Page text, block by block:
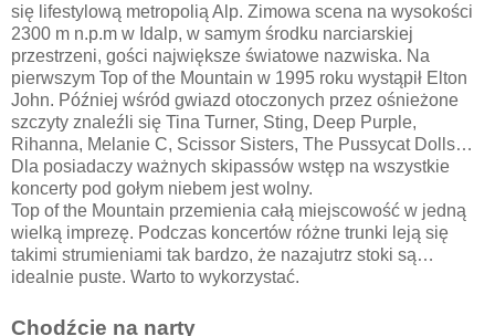
się lifestylową metropolią Alp. Zimowa scena na wysokości
2300 m n.p.m w Idalp, w samym środku narciarskiej
przestrzeni, gości największe światowe nazwiska. Na
pierwszym Top of the Mountain w 1995 roku wystąpił Elton
John. Później wśród gwiazd otoczonych przez ośnieżone
szczyty znaleźli się Tina Turner, Sting, Deep Purple,
Rihanna, Melanie C, Scissor Sisters, The Pussycat Dolls…
Dla posiadaczy ważnych skipassów wstęp na wszystkie
koncerty pod gołym niebem jest wolny.
Top of the Mountain przemienia całą miejscowość w jedną
wielką imprezę. Podczas koncertów różne trunki leją się
takimi strumieniami tak bardzo, że nazajutrz stoki są…
idealnie puste. Warto to wykorzystać.
Chodźcie na narty